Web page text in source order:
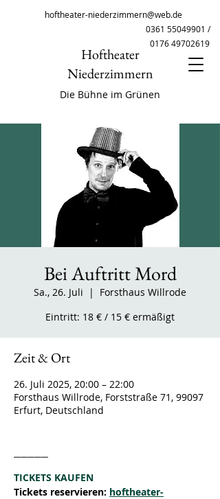
hoftheater-niederzimmern@web.de
Hoftheater
Niederzimmern
0361 55049901 /
0176 49702619
Die Bühne im Grünen
Bei Auftritt Mord
Sa., 26. Juli
  |
Forsthaus Willrode
Eintritt: 18 € / 15 € ermäßigt
Zeit & Ort
26. Juli 2025, 20:00 – 22:00
Forsthaus Willrode, Forststraße 71, 99097
Erfurt, Deutschland
TICKETS KAUFEN
Tickets reservieren: hoftheater-